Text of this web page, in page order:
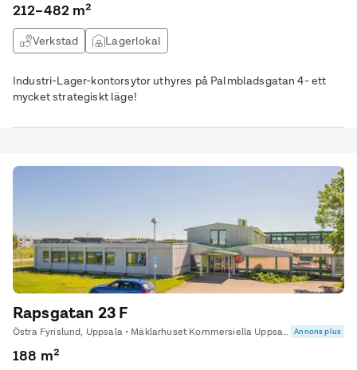
212–482 m²
Verkstad Lagerlokal
Industri-Lager-kontorsytor uthyres på Palmbladsgatan 4- ett
mycket strategiskt läge!
Rapsgatan 23 F
Östra Fyrislund, Uppsala • Mäklarhuset Kommersiella Uppsala Annons plus
188 m²